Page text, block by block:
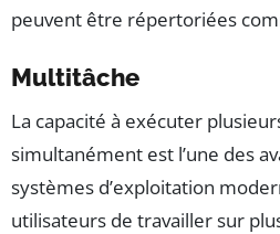
peuvent être répertoriées
Multitâche
La capacité à exécuter
simultanément est l’une des
systèmes d’exploitation
utilisateurs de travailler sur